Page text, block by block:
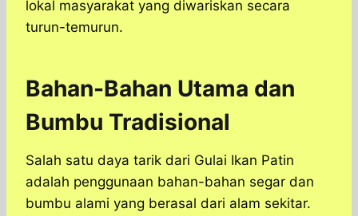
lokal masyarakat yang diwariskan secara
turun-temurun.​
Bahan-Bahan Utama dan
Bumbu Tradisional
Salah satu daya tarik dari Gulai Ikan Patin
adalah penggunaan bahan-bahan segar dan
bumbu alami yang berasal dari alam sekitar.